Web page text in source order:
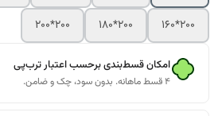
200*160
200*180
200*200
امکان قسط‌بندی برحسب اعتبار ترب‌پی
۴ قسط ماهانه. بدون سود، چک و ضامن.